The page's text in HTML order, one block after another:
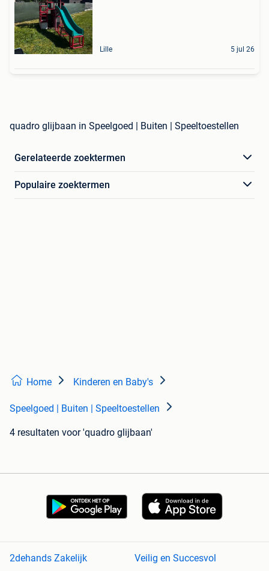
Lille 5 jul 26
quadro glijbaan in Speelgoed | Buiten | Speeltoestellen
Gerelateerde zoektermen
Populaire zoektermen
Home Kinderen en Baby's
Speelgoed | Buiten | Speeltoestellen
4 resultaten voor 'quadro glijbaan'
2dehands Zakelijk Veilig en Succesvol